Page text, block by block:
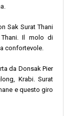
Sak Surat Thani
Il molo di
confortevole.
da Donsak Pier
Krabi. Surat
e questo giro